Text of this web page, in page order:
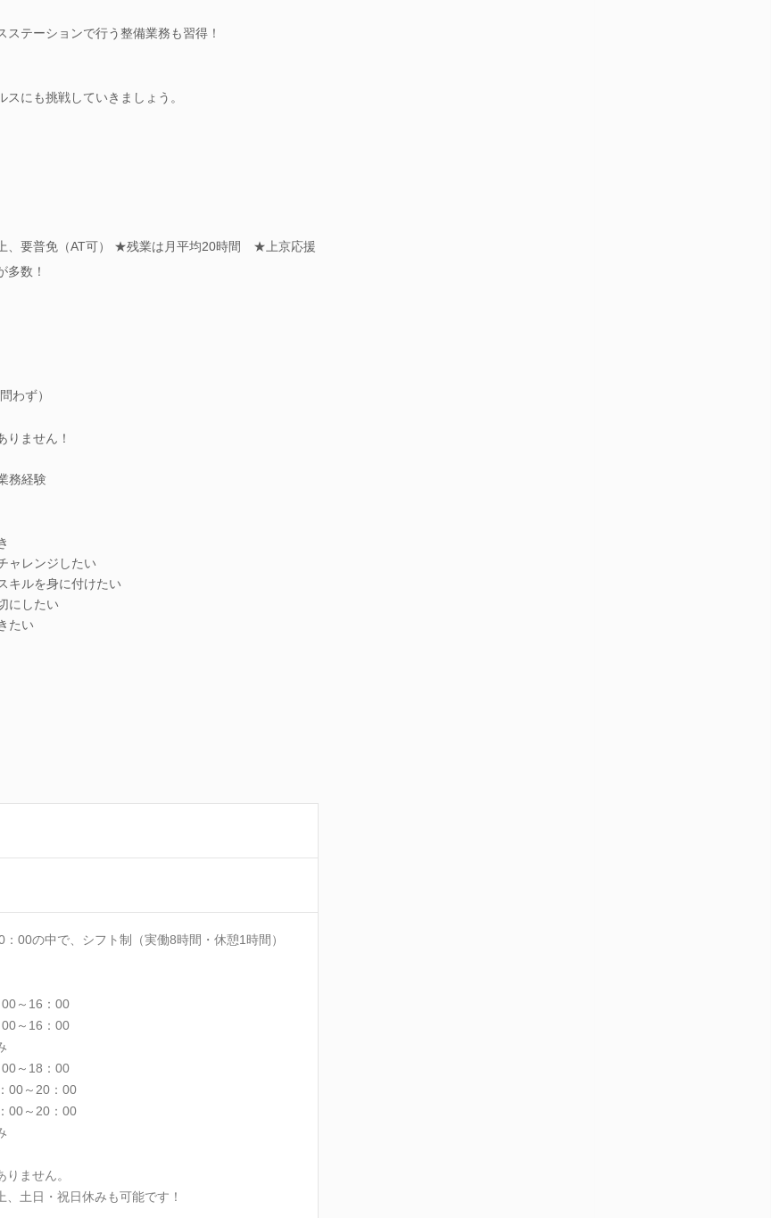
テーションで行う整備業務も習得！
にも挑戦していきましょう。
、要普免（AT可） ★残業は月平均20時間 ★上京応援
多数！
わず）
りません！
務経験
ャレンジしたい
キルを身に付けたい
にしたい
たい
：00の中で、シフト制（実働8時間・休憩1時間）
00～16：00
～16：00
～18：00
00～20：00
00～20：00
ません。
土日・祝日休みも可能です！